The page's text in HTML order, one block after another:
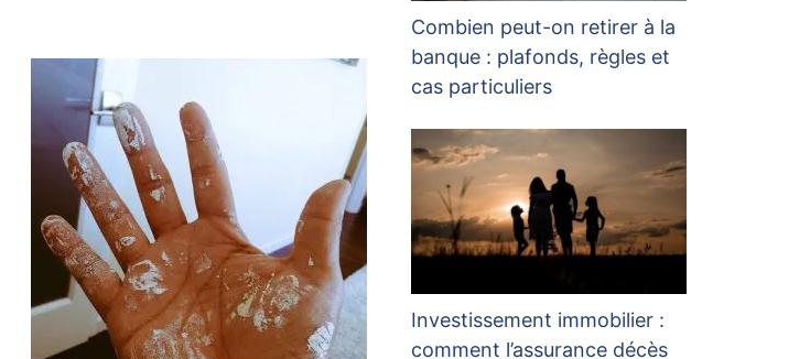
Combien peut-on retirer à la
banque : plafonds, règles et
cas particuliers
Investissement immobilier :
comment l’assurance décès